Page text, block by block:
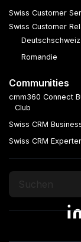
Swiss Customer
Swiss Customer
Deutschschweiz
Romandie
Communities
cmm360 Connect
Club
Swiss CRM
Swiss CRM